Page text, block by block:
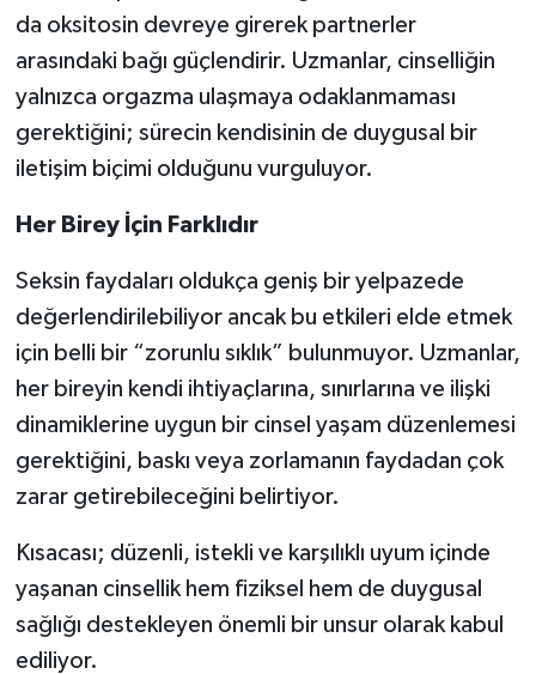
da oksitosin devreye girerek partnerler
arasındaki bağı güçlendirir. Uzmanlar, cinselliğin
yalnızca orgazma ulaşmaya odaklanmaması
gerektiğini; sürecin kendisinin de duygusal bir
iletişim biçimi olduğunu vurguluyor.
Her Birey İçin Farklıdır
Seksin faydaları oldukça geniş bir yelpazede
değerlendirilebiliyor ancak bu etkileri elde etmek
için belli bir “zorunlu sıklık” bulunmuyor. Uzmanlar,
her bireyin kendi ihtiyaçlarına, sınırlarına ve ilişki
dinamiklerine uygun bir cinsel yaşam düzenlemesi
gerektiğini, baskı veya zorlamanın faydadan çok
zarar getirebileceğini belirtiyor.
Kısacası; düzenli, istekli ve karşılıklı uyum içinde
yaşanan cinsellik hem fiziksel hem de duygusal
sağlığı destekleyen önemli bir unsur olarak kabul
ediliyor.